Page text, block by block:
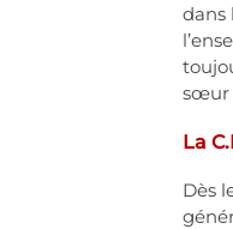
dans
sœur
La
Dès